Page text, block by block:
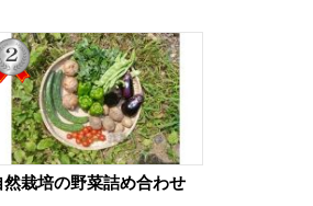
然栽培の野菜詰め合わせ